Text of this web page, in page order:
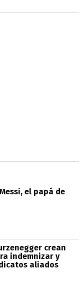
el papá de
crean
indemnizar y
aliados